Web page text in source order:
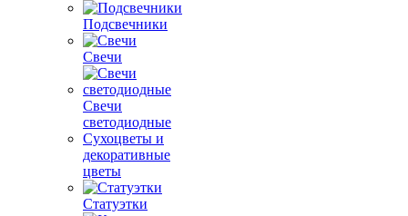
Подсвечники
Свечи
Свечи
светодиодные
Сухоцветы и
декоративные
цветы
Статуэтки